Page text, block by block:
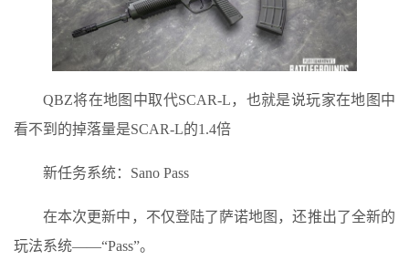
QBZ将在地图中取代SCAR-L，也就是说玩家在地图中
看不到的掉落量是SCAR-L的1.4倍
新任务系统：Sano Pass
在本次更新中，不仅登陆了萨诺地图，还推出了全新的
玩法系统——“Pass”。